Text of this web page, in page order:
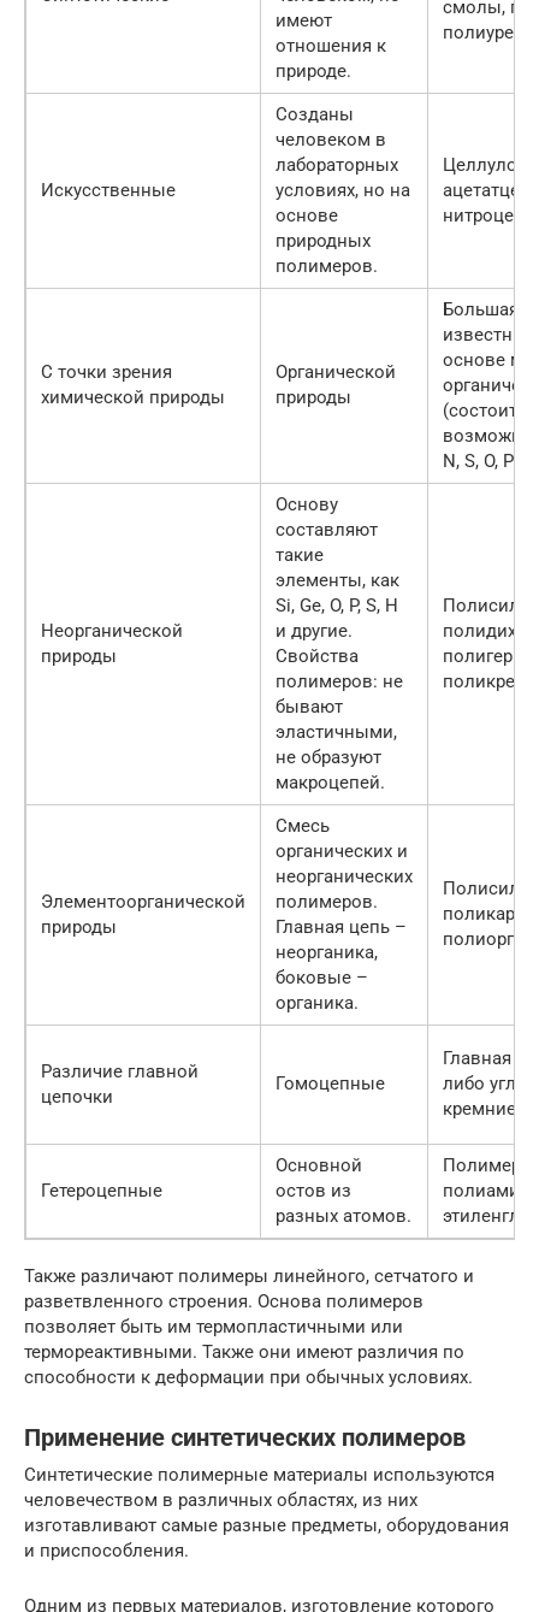
имеют
отношения к
природе.
смолы,
Искусственные
Созданы
человеком в
лабораторных
условиях, но на
основе
природных
полимеров.
С точки зрения
химической природы
Органической
природы
Большая
основе
(состоит
возможно
N, S, O, P и
Неорганической
природы
Основу
составляют
такие
элементы, как
Si, Ge, O, P, S, H
и другие.
Свойства
полимеров: не
бывают
эластичными,
не образуют
макроцепей.
Элементоорганической
природы
Смесь
органических и
неорганических
полимеров.
Главная цепь –
неорганика,
боковые –
органика.
Различие главной
цепочки
Гомоцепные
Главная
либо
кремнием.
Гетероцепные
Основной
остов из
разных атомов.
Также различают полимеры линейного, сетчатого и
разветвленного строения. Основа полимеров
позволяет быть им термопластичными или
термореактивными. Также они имеют различия по
способности к деформации при обычных условиях.
Применение синтетических полимеров
Синтетические полимерные материалы используются
человечеством в различных областях, из них
изготавливают самые разные предметы, оборудования
и приспособления.
Одним из первых материалов, изготовление которого